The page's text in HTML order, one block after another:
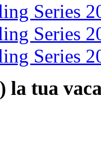
Series
Series
Series
la tua